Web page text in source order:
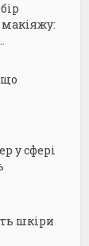
що
у сфері
шкіри